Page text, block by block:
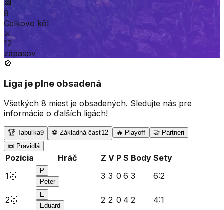
🏁
8
Celkovo kôl
⚔️
12
zápasov
🚫
Liga je plne obsadená
Všetkých 8 miest je obsadených. Sledujte nás pre
informácie o ďalších ligách!
🏆 Tabuľka9 ⚽ Základná časť12 🔥 Playoff
🤝 Partneri
📜 Pravidlá
Pozícia Hráč Z V P S Body Sety
1 🥇
P
Peter
3 3 0 6 3 6:2
2🥈
E
Eduard
2 2 0 4 2 4:1